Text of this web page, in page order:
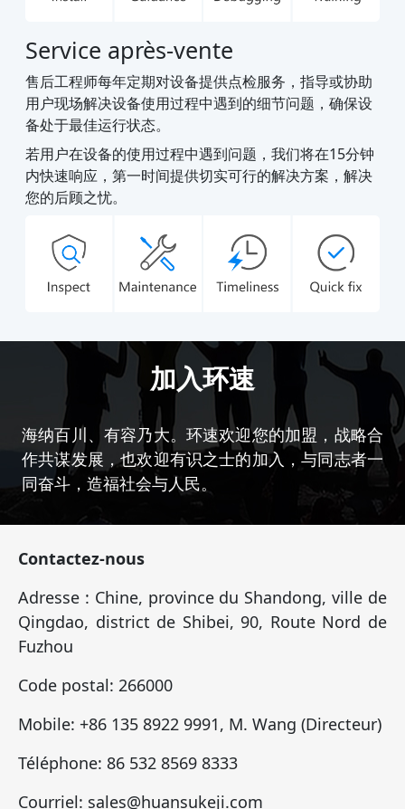
Service après-vente
售后工程师每年定期对设备提供点检服务，指导或协助
用户现场解决设备使用过程中遇到的细节问题，确保设
备处于最佳运行状态。
若用户在设备的使用过程中遇到问题，我们将在15分钟
内快速响应，第一时间提供切实可行的解决方案，解决
您的后顾之忧。
加入环速
海纳百川、有容乃大。环速欢迎您的加盟，战略合
作共谋发展，也欢迎有识之士的加入，与同志者一
同奋斗，造福社会与人民。
Contactez-nous
Adresse : Chine, province du Shandong, ville de
Qingdao, district de Shibei, 90, Route Nord de
Fuzhou
Code postal: 266000
Mobile: +86 135 8922 9991, M. Wang (Directeur)
Téléphone: 86 532 8569 8333
Courriel: sales@huansukeji.com